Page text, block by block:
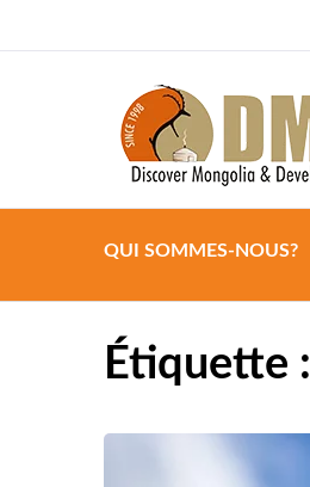
QUI SOMMES-NOUS?
Étiquette :